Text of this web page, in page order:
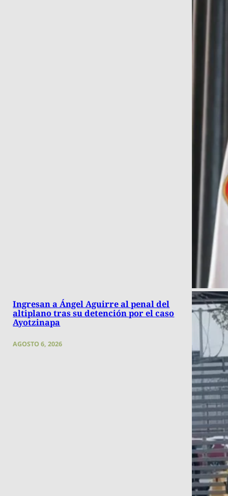
Ingresan a Ángel Aguirre al penal del
altiplano tras su detención por el caso
Ayotzinapa
AGOSTO 6, 2026